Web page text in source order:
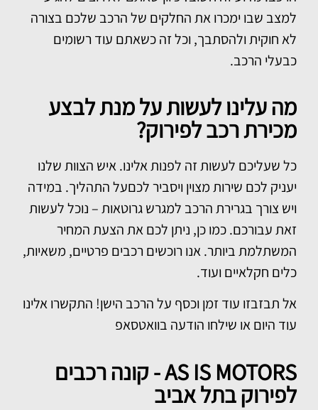
למצב שבו ימכרו את החלקים של הרכב שלכם בצורה
לא חוקית ולהסתבך, וכל זה כשאתם עוד רשומים
כבעלי הרכב.
מה עלינו לעשות על מנת לבצע
מכירת רכב לפירוק?
כל שעליכם לעשות זה לפנות אלינו. איש הצוות שלנו
יעניק לכם שירות מצוין ויסביר לכםעל התהליך. במידה
ויש צורך בגרירת הרכב למגרש גרוטאות – נוכל לעשות
זאת עבורכם. כמו כן, ניתן לכם את הצעת המחיר
המשתלמת ביותר. אנו רוכשים רכבים פרטיים, משאיות,
כלים חקלאיים ועוד.
אל תבזבזו עוד זמן וכסף על הרכב הישן! התקשרו אלינו
עוד היום או שילחו הודעה בוואטסאפ
AS IS MOTORS - קונה רכבים
לפירוק בתל אביב